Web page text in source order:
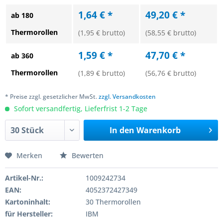
ab 180
Thermorollen
1,64 € *
(1,95 € brutto)
49,20 € *
(58,55 € brutto)
ab 360
Thermorollen
1,59 € *
(1,89 € brutto)
47,70 € *
(56,76 € brutto)
* Preise zzgl. gesetzlicher MwSt.zzgl. Versandkosten
Sofort versandfertig, Lieferfrist 1-2 Tage
In den Warenkorb
Merken Bewerten
Artikel-Nr.:
1009242734
EAN:
4052372427349
Kartoninhalt:
30 Thermorollen
für Hersteller:
IBM